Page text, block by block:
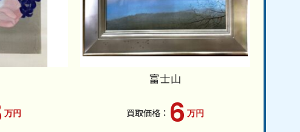
万円
富士山
6 万円